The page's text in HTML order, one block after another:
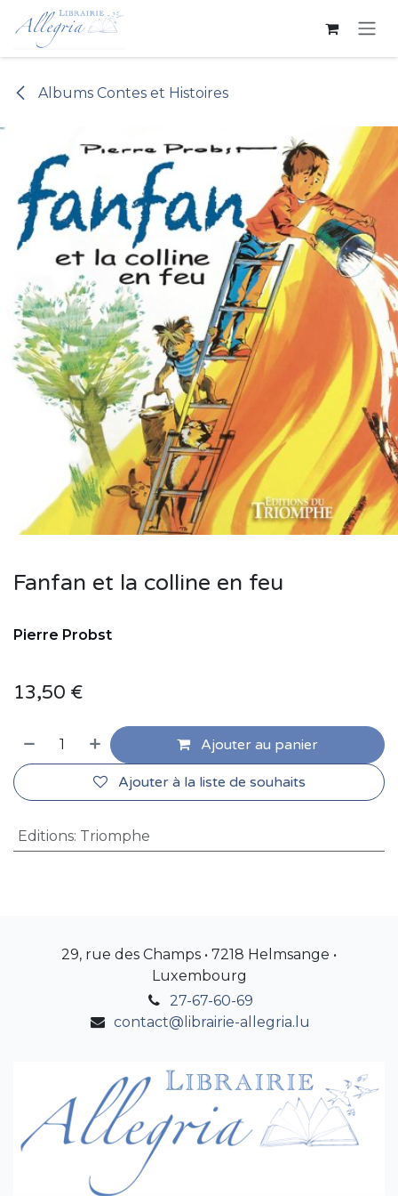
Se rendre au contenu
Albums Contes et Histoires
Fanfan et la colline en feu
Pierre Probst
13,50 €
Ajouter au panier
Ajouter à la liste de souhaits
Editions: Triomphe
29, rue des Champs • 7218 Helmsange •
Luxembourg
27-67-60-69
contact@librairie-allegria.lu